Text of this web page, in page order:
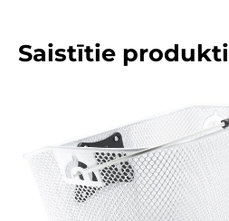
Saistītie produkti